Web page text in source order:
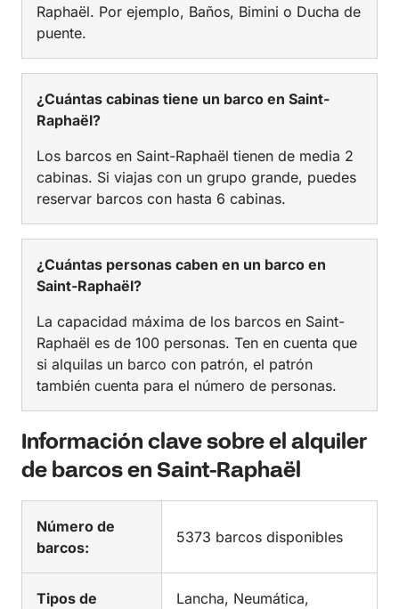
Raphaël. Por ejemplo, Baños, Bimini o Ducha de
puente.
¿Cuántas cabinas tiene un barco en Saint-
Raphaël?
Los barcos en Saint-Raphaël tienen de media 2
cabinas. Si viajas con un grupo grande, puedes
reservar barcos con hasta 6 cabinas.
¿Cuántas personas caben en un barco en
Saint-Raphaël?
La capacidad máxima de los barcos en Saint-
Raphaël es de 100 personas. Ten en cuenta que
si alquilas un barco con patrón, el patrón
también cuenta para el número de personas.
Información clave sobre el alquiler
de barcos en Saint-Raphaël
Número de
barcos:
5373 barcos disponibles
Tipos de
Lancha, Neumática,